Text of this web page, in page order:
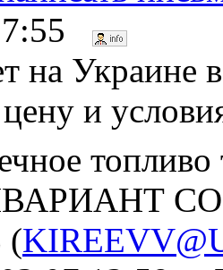
на Украине
и
(